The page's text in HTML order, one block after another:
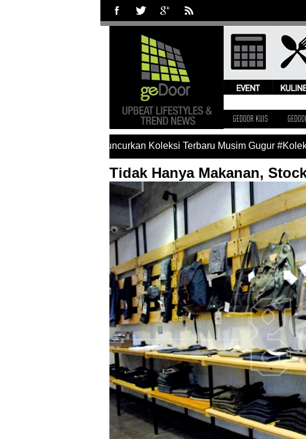
GEDOOR KUIS
& Keith Luncurkan Koleksi Terbaru Musim Gugur #Koleksi Denim
Tidak Hanya Makanan,